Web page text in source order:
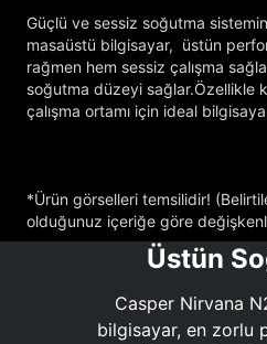
Güçlü ve sessiz soğutma
masaüstü bilgisayar, üstün
rağmen hem sessiz çalışma
soğutma düzeyi sağlar.Özellikle
çalışma ortamı için ideal
*Ürün görselleri temsilidir!
olduğunuz içeriğe göre
Üstün
Casper Nirvana
bilgisayar, en zorlu